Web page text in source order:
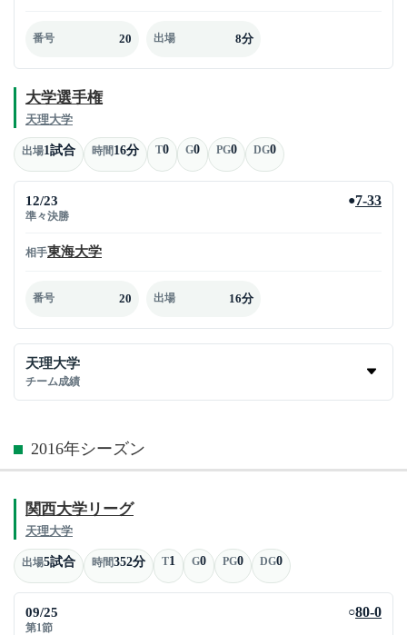
番号 20 出場 8分
大学選手権
天理大学
出場1試合 時間16分 T0 G0 PG0 DG0
12/23
準々決勝
●7-33
相手東海大学
番号 20 出場 16分
天理大学
チーム成績
2016年シーズン
関西大学リーグ
天理大学
出場5試合 時間352分 T1 G0 PG0 DG0
09/25
第1節
○80-0